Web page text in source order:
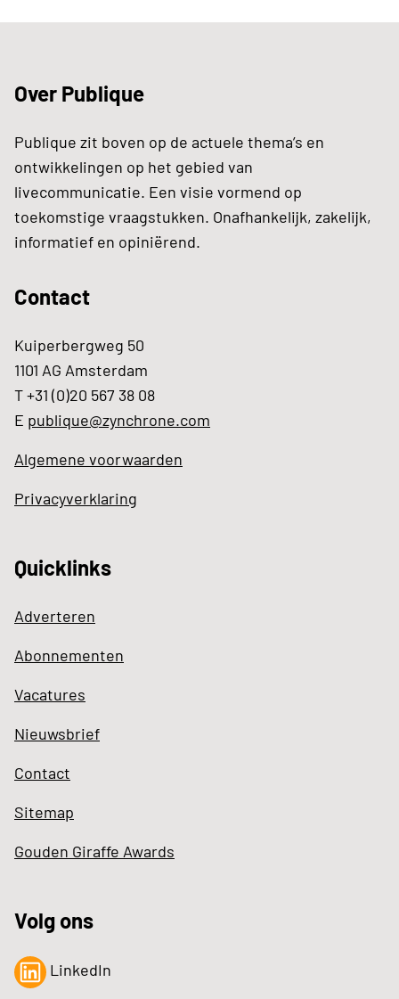
Over Publique
Publique zit boven op de actuele thema’s en
ontwikkelingen op het gebied van
livecommunicatie. Een visie vormend op
toekomstige vraagstukken. Onafhankelijk, zakelijk,
informatief en opiniërend.
Contact
Kuiperbergweg 50
1101 AG Amsterdam
T +31 (0)20 567 38 08
E publique@zynchrone.com
Algemene voorwaarden
Privacyverklaring
Quicklinks
Adverteren
Abonnementen
Vacatures
Nieuwsbrief
Contact
Sitemap
Gouden Giraffe Awards
Volg ons
LinkedIn